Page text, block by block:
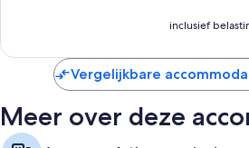
Badkamers met gratis toiletartikelen en
Flatscreentelevisies van 50 inch met
Waterkokers, dagelijkse
inclusief
Vergelijkbare
Meer over deze